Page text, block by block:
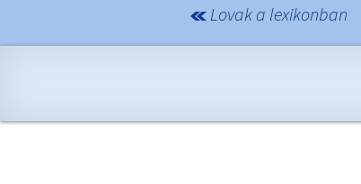
Bejegyzések navigációja
Lovak a lexikonban